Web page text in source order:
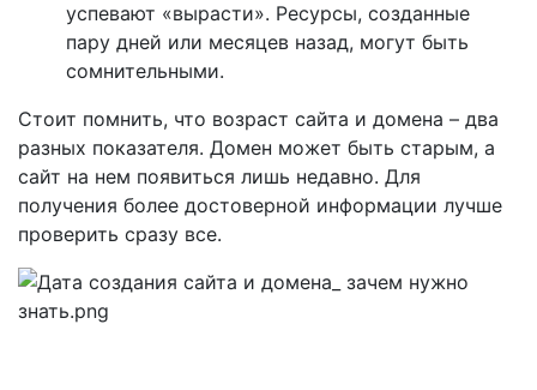
успевают «вырасти». Ресурсы, созданные
пару дней или месяцев назад, могут быть
сомнительными.
Стоит помнить, что возраст сайта и домена – два
разных показателя. Домен может быть старым, а
сайт на нем появиться лишь недавно. Для
получения более достоверной информации лучше
проверить сразу все.